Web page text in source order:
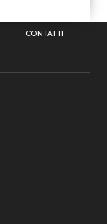
CONTATTI